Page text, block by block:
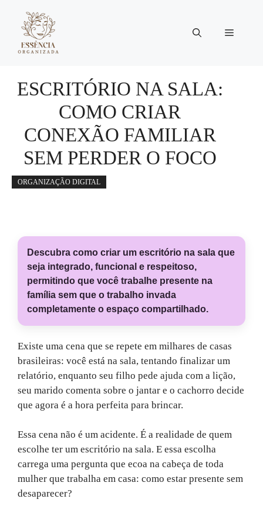
conteúdo
Menu
ESCRITÓRIO NA SALA:
COMO CRIAR
CONEXÃO FAMILIAR
SEM PERDER O FOCO
ORGANIZAÇÃO DIGITAL
Descubra como criar um escritório na sala que
seja integrado, funcional e respeitoso,
permitindo que você trabalhe presente na
família sem que o trabalho invada
completamente o espaço compartilhado.
Existe uma cena que se repete em milhares de casas
brasileiras: você está na sala, tentando finalizar um
relatório, enquanto seu filho pede ajuda com a lição,
seu marido comenta sobre o jantar e o cachorro decide
que agora é a hora perfeita para brincar.
Essa cena não é um acidente. É a realidade de quem
escolhe ter um escritório na sala. E essa escolha
carrega uma pergunta que ecoa na cabeça de toda
mulher que trabalha em casa: como estar presente sem
desaparecer?